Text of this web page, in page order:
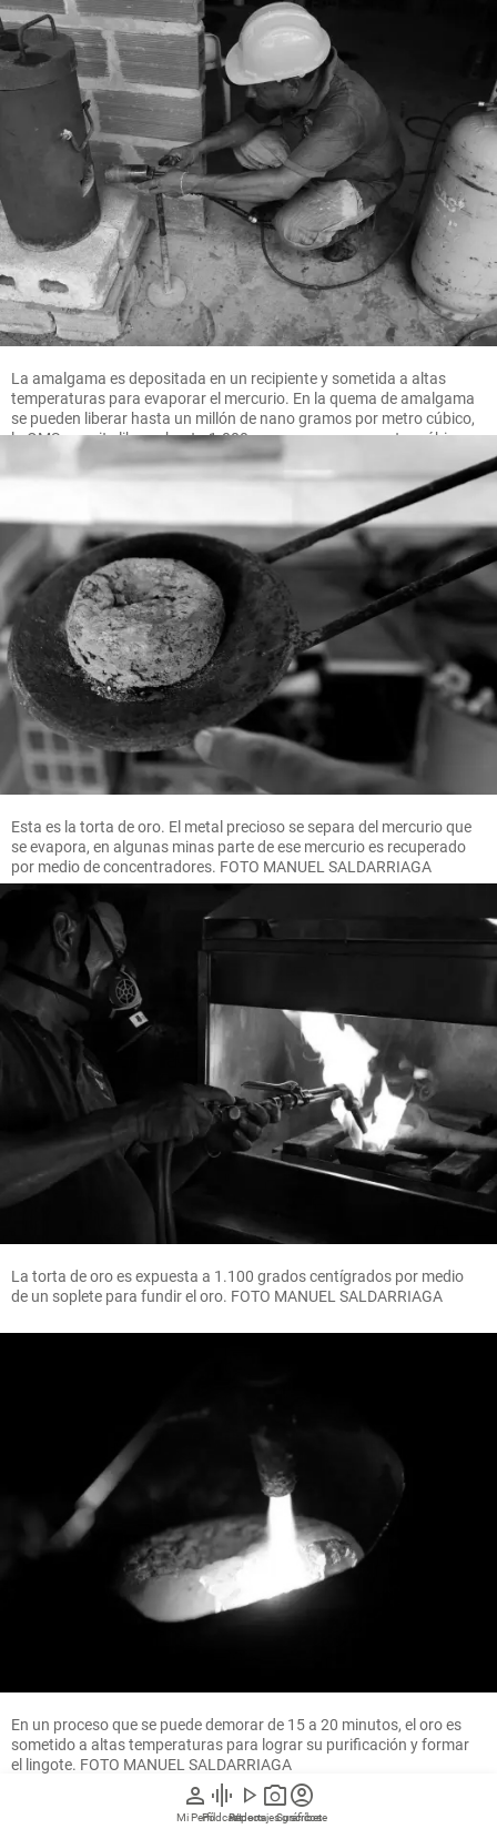
person
Mi Perfil
graphic_eq
Pódcast
play_arrow
Videos
photo_camera
Reportajes gráficos
account_circle
Suscríbete
La amalgama es depositada en un recipiente y sometida a altas
temperaturas para evaporar el mercurio. En la quema de amalgama
se pueden liberar hasta un millón de nano gramos por metro cúbico,
la OMS permite liberar hasta 1.000 nano gramos por metro cúbico.
Esta es la torta de oro. El metal precioso se separa del mercurio que
se evapora, en algunas minas parte de ese mercurio es recuperado
por medio de concentradores. FOTO MANUEL SALDARRIAGA
La torta de oro es expuesta a 1.100 grados centígrados por medio
de un soplete para fundir el oro. FOTO MANUEL SALDARRIAGA
En un proceso que se puede demorar de 15 a 20 minutos, el oro es
sometido a altas temperaturas para lograr su purificación y formar
el lingote. FOTO MANUEL SALDARRIAGA